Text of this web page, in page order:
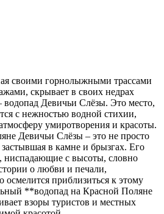
скрывает в своих недрах
Девичьи Слёзы. Это место,
с нежностью водной стихии,
умиротворения и красоты.
Девичьи Слёзы – это не просто
в камне и брызгах. Его
ниспадающие с высоты, словно
о любви и печали,
осмелится приблизиться к этому
**водопад на Красной Поляне
взоры туристов и местных